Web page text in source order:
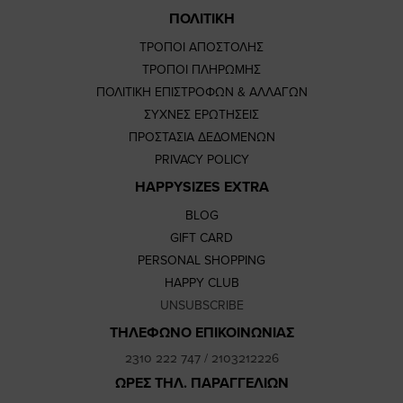
ΠΟΛΙΤΙΚΗ
ΤΡΟΠΟΙ ΑΠΟΣΤΟΛΗΣ
ΤΡΟΠΟΙ ΠΛΗΡΩΜΗΣ
ΠΟΛΙΤΙΚΗ ΕΠΙΣΤΡΟΦΩΝ & ΑΛΛΑΓΩΝ
ΣΥΧΝΕΣ ΕΡΩΤΗΣΕΙΣ
ΠΡΟΣΤΑΣΙΑ ΔΕΔΟΜΕΝΩΝ
PRIVACY POLICY
HAPPYSIZES EXTRA
BLOG
GIFT CARD
PERSONAL SHOPPING
HAPPY CLUB
UNSUBSCRIBE
ΤΗΛΕΦΩΝΟ ΕΠΙΚΟΙΝΩΝΙΑΣ
2310 222 747/ 2103212226
ΩΡΕΣ ΤΗΛ. ΠΑΡΑΓΓΕΛΙΩΝ